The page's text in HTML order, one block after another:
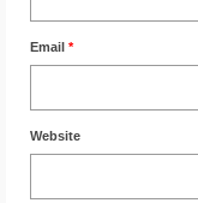
Email *
Website